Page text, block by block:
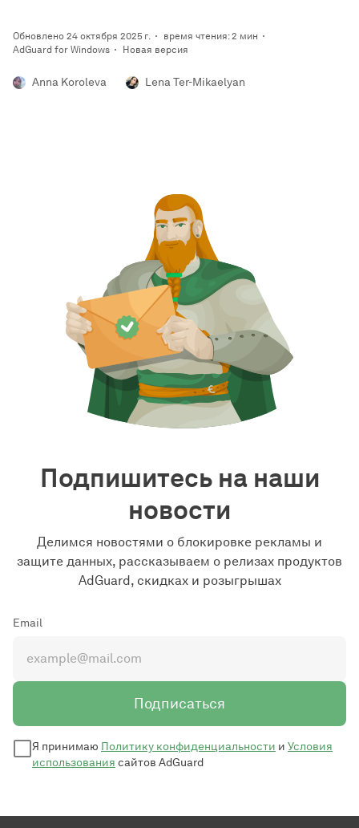
Обновлено 24 октября 2025 г.
время чтения: 2 мин
AdGuard for Windows
Новая версия
Anna Koroleva Lena Ter-Mikaelyan
Подпишитесь на наши
новости
Делимся новостями о блокировке рекламы и
защите данных, рассказываем о релизах продуктов
AdGuard, скидках и розыгрышах
Email
Подписаться
Я принимаю Политику конфиденциальности и Условия
использования сайтов AdGuard